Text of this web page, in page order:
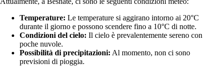
Temperature: Le temperature si aggirano intorno ai 20°C
durante il giorno e possono scendere fino a 10°C di notte.
Condizioni del cielo: Il cielo è prevalentemente sereno con
poche nuvole.
Possibilità di precipitazioni: Al momento, non ci sono
previsioni di pioggia.